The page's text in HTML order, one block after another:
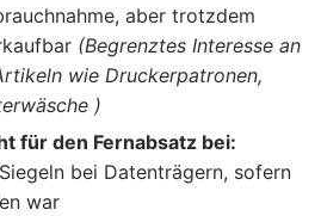
aber trotzdem
(Begrenztes Interesse an
wie Druckerpatronen,
)
für den Fernabsatz bei:
bei Datenträgern, sofern
war